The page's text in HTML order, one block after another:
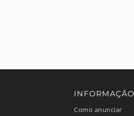
INFORMAÇÃO
Como anunciar